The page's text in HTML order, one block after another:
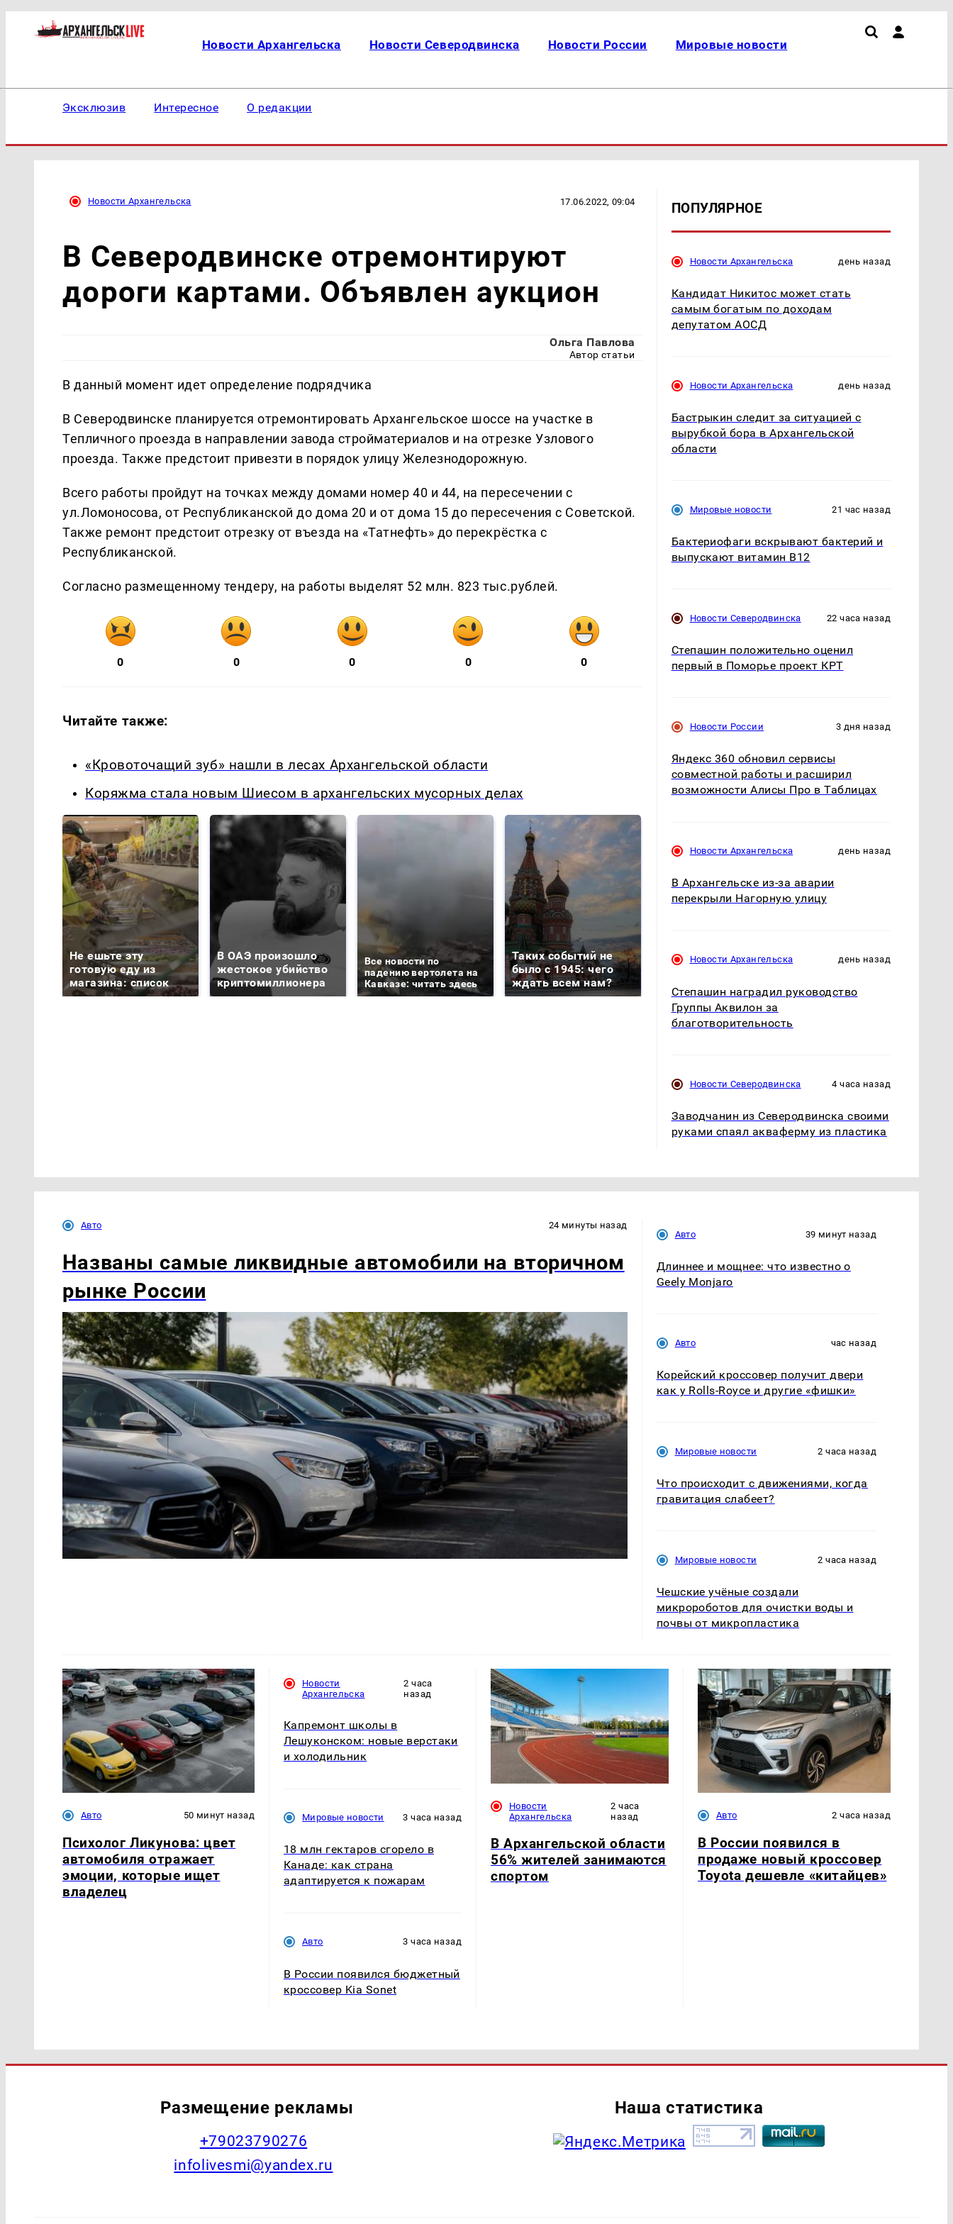
Новости Архангельска Новости Северодвинска Новости России Мировые новости
Эксклюзив Интересное О редакции
Новости Архангельска 17.06.2022, 09:04
В Северодвинске отремонтируют
дороги картами. Объявлен аукцион
Ольга Павлова
Автор статьи
В данный момент идет определение подрядчика
В Северодвинске планируется отремонтировать Архангельское шоссе на участке в
Тепличного проезда в направлении завода стройматериалов и на отрезке Узлового
проезда. Также предстоит привезти в порядок улицу Железнодорожную.
Всего работы пройдут на точках между домами номер 40 и 44, на пересечении с
ул.Ломоносова, от Республиканской до дома 20 и от дома 15 до пересечения с Советской.
Также ремонт предстоит отрезку от въезда на «Татнефть» до перекрёстка с
Республиканской.
Согласно размещенному тендеру, на работы выделят 52 млн. 823 тыс.рублей.
0 0 0 0 0
Читайте также:
«Кровоточащий зуб» нашли в лесах Архангельской области
Коряжма стала новым Шиесом в архангельских мусорных делах
Не ешьте эту
готовую еду из
магазина: список
В ОАЭ произошло
жестокое убийство
криптомиллионера
Все новости по
падению вертолета на
Кавказе: читать здесь
Таких событий не
было с 1945: чего
ждать всем нам?
В магазинах России
полицейскую
ПОПУЛЯРНОЕ
Новости Архангельска день назад
Кандидат Никитос может стать
самым богатым по доходам
депутатом АОСД
Новости Архангельска день назад
Бастрыкин следит за ситуацией с
вырубкой бора в Архангельской
области
Мировые новости 21 час назад
Бактериофаги вскрывают бактерий и
выпускают витамин B12
Новости Северодвинска 22 часа назад
Степашин положительно оценил
первый в Поморье проект КРТ
Новости России 3 дня назад
Яндекс 360 обновил сервисы
совместной работы и расширил
возможности Алисы Про в Таблицах
Новости Архангельска день назад
В Архангельске из-за аварии
перекрыли Нагорную улицу
Новости Архангельска день назад
Степашин наградил руководство
Группы Аквилон за
благотворительность
Новости Северодвинска 4 часа назад
Заводчанин из Северодвинска своими
руками спаял акваферму из пластика
Авто 24 минуты назад
Названы самые ликвидные автомобили на вторичном
рынке России
Авто 39 минут назад
Длиннее и мощнее: что известно о
Geely Monjaro
Авто час назад
Корейский кроссовер получит двери
как у Rolls-Royce и другие «фишки»
Мировые новости 2 часа назад
Что происходит с движениями, когда
гравитация слабеет?
Мировые новости 2 часа назад
Чешские учёные создали
микророботов для очистки воды и
почвы от микропластика
Авто 50 минут назад
Психолог Ликунова: цвет
автомобиля отражает
эмоции, которые ищет
владелец
Новости
Архангельска
2 часа
назад
Капремонт школы в
Лешуконском: новые верстаки
и холодильник
Мировые новости 3 часа назад
18 млн гектаров сгорело в
Канаде: как страна
адаптируется к пожарам
Авто 3 часа назад
В России появился бюджетный
кроссовер Kia Sonet
Новости
Архангельска
2 часа
назад
В Архангельской области
56% жителей занимаются
спортом
Авто 2 часа назад
В России появился в
продаже новый кроссовер
Toyota дешевле «китайцев»
Размещение рекламы
+79023790276
infolivesmi@yandex.ru
Наша статистика